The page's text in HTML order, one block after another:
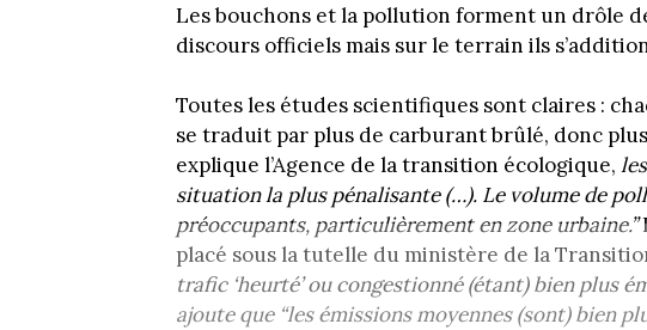
Les bouchons et la pollution forment un drôle
discours officiels mais sur le terrain ils
Toutes les études scientifiques sont claires :
se traduit par plus de carburant brûlé, donc plus
explique l’Agence de la transition écologique,
situation la plus pénalisante (…). Le volume de
préoccupants, particulièrement en zone urbaine.”
placé sous la tutelle du ministère de la
trafic ‘heurté’ ou congestionné (étant) bien plus
ajoute que “les émissions moyennes (sont) bien